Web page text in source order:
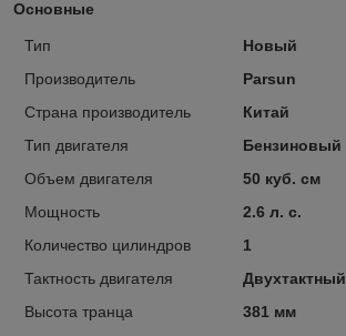
Основные
Тип
Новый
Производитель
Parsun
Страна производитель
Китай
Тип двигателя
Бензиновый
Объем двигателя
50 куб. см
Мощность
2.6 л. с.
Количество цилиндров
1
Тактность двигателя
Двухтактный
Высота транца
381 мм